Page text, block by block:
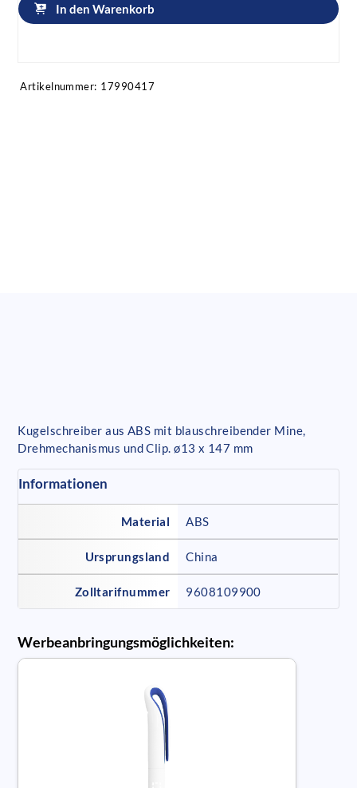
In den Warenkorb
Artikelnummer: 17990417
Kugelschreiber aus ABS mit blauschreibender Mine,
Drehmechanismus und Clip. ø13 x 147 mm
Informationen
Material ABS
Ursprungsland China
Zolltarifnummer 9608109900
Werbeanbringungsmöglichkeiten: